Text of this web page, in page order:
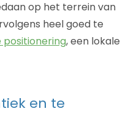
op het terrein van
heel goed te
positionering, een lokale
en te